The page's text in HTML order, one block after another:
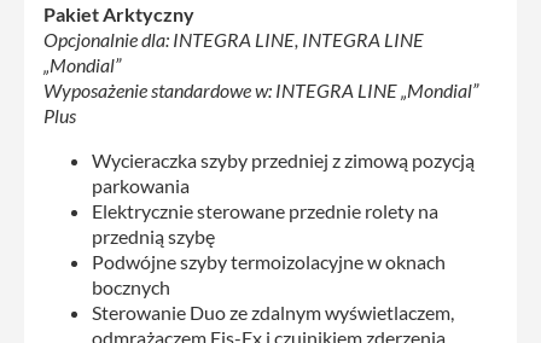
Pakiet Arktyczny
Opcjonalnie dla: INTEGRA LINE, INTEGRA LINE
„Mondial”
Wyposażenie standardowe w: INTEGRA LINE „Mondial”
Plus
Wycieraczka szyby przedniej z zimową pozycją
parkowania
Elektrycznie sterowane przednie rolety na
przednią szybę
Podwójne szyby termoizolacyjne w oknach
bocznych
Sterowanie Duo ze zdalnym wyświetlaczem,
odmrażaczem Eis-Ex i czujnikiem zderzenia